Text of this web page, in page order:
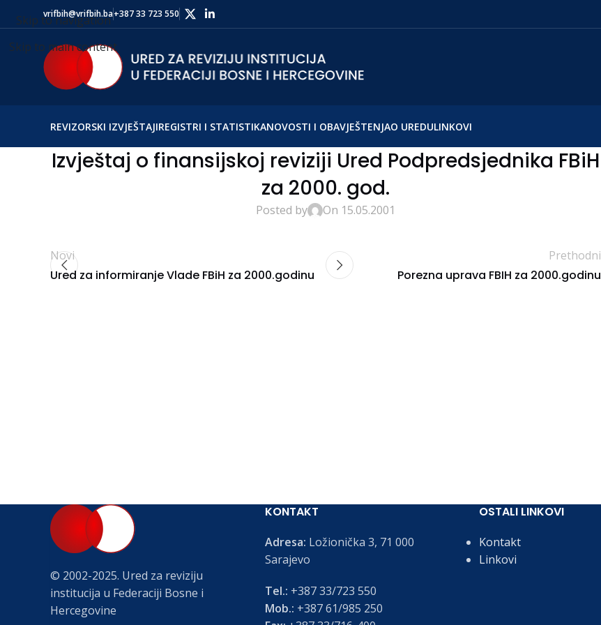
Skip to navigation
Skip to main content
vrifbih@vrifbih.ba+387 33 723 550
REVIZORSKI IZVJEŠTAJIREGISTRI I STATISTIKANOVOSTI I OBAVJEŠTENJAO UREDULINKOVI
Izvještaj o finansijskoj reviziji Ured Podpredsjednika FBiH
za 2000. god.
Posted by On 15.05.2001
Novi
Ured za informiranje Vlade FBiH za 2000.godinu
Prethodni
Porezna uprava FBIH za 2000.godinu
© 2002-2025. Ured za reviziju
institucija u Federaciji Bosne i
Hercegovine
KONTAKT
Adresa: Ložionička 3, 71 000
Sarajevo
Tel.: +387 33/723 550
Mob.: +387 61/985 250
OSTALI LINKOVI
Kontakt
Linkovi